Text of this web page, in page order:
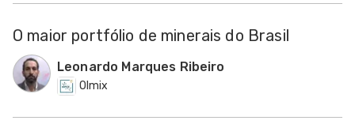
O maior portfólio de minerais do Brasil
Leonardo Marques Ribeiro
Olmix